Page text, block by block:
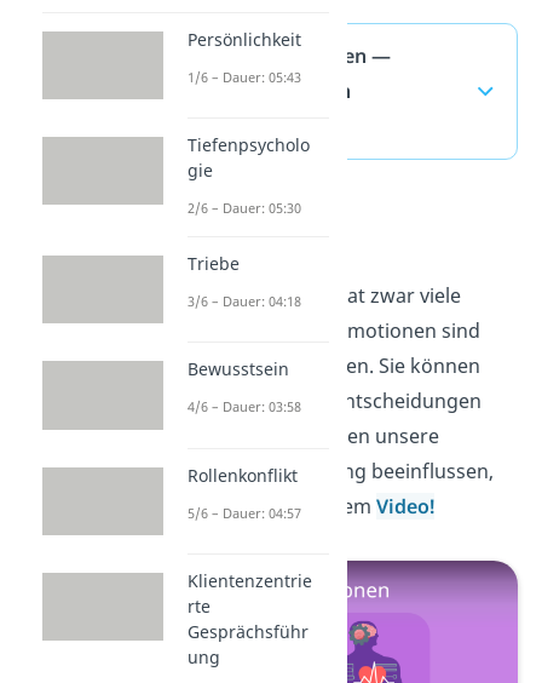
Rationales Denken —
häufigste Fragen
Rationales Denken hat zwar viele
Vorteile, aber auch Emotionen sind
nicht zu unterschätzen. Sie können
ebenfalls zu guten Entscheidungen
führen. Wie Emotionen unsere
Entscheidungsfindung beeinflussen,
erfährst du in unserem Video!
Persönlichkeit
1/6 – Dauer: 05:43
Tiefenpsycholo
gie
2/6 – Dauer: 05:30
Triebe
3/6 – Dauer: 04:18
Bewusstsein
4/6 – Dauer: 03:58
Rollenkonflikt
5/6 – Dauer: 04:57
Klientenzentrie
rte
Gesprächsführ
ung